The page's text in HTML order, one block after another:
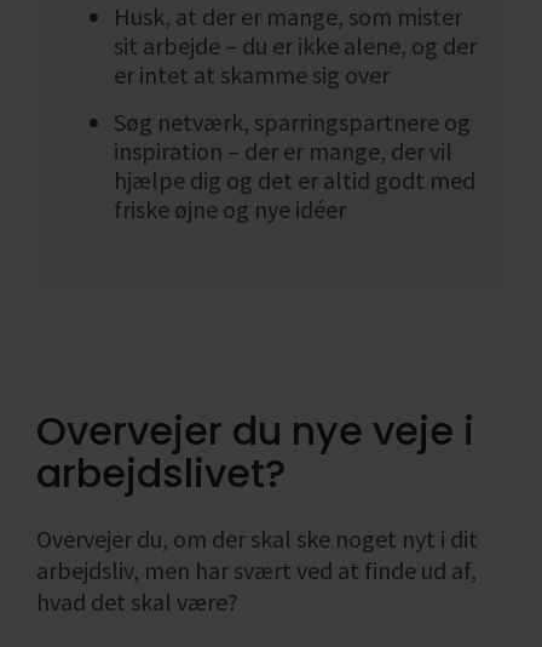
udgangspunkt med en plan A – dit ønskejob –
men overvej også allerede nu, hvad din plan B
skal være, hvis det ikke lykkes dig at nå dit
ønskemål. Sæt gerne deadlines for den del.
Tiden kan hurtigt rende fra dig, hvis du ikke
tager styring på processen fra start. For
Overordnet kan dine jobsøgningskanaler
deles op i 4 områder (se illustrationen):
Annoncerede stillinger
Stillingsopslag kan du finde på jobportaler og
Husk, at der er mange, som mister
sit arbejde – du er ikke alene, og der
er intet at skamme sig over
Søg netværk, sparringspartnere og
inspiration – der er mange, der vil
hjælpe dig og det er altid godt med
friske øjne og nye idéer
Overvejer du nye veje i
arbejdslivet?
Overvejer du, om der skal ske noget nyt i dit
arbejdsliv, men har svært ved at finde ud af,
hvad det skal være?